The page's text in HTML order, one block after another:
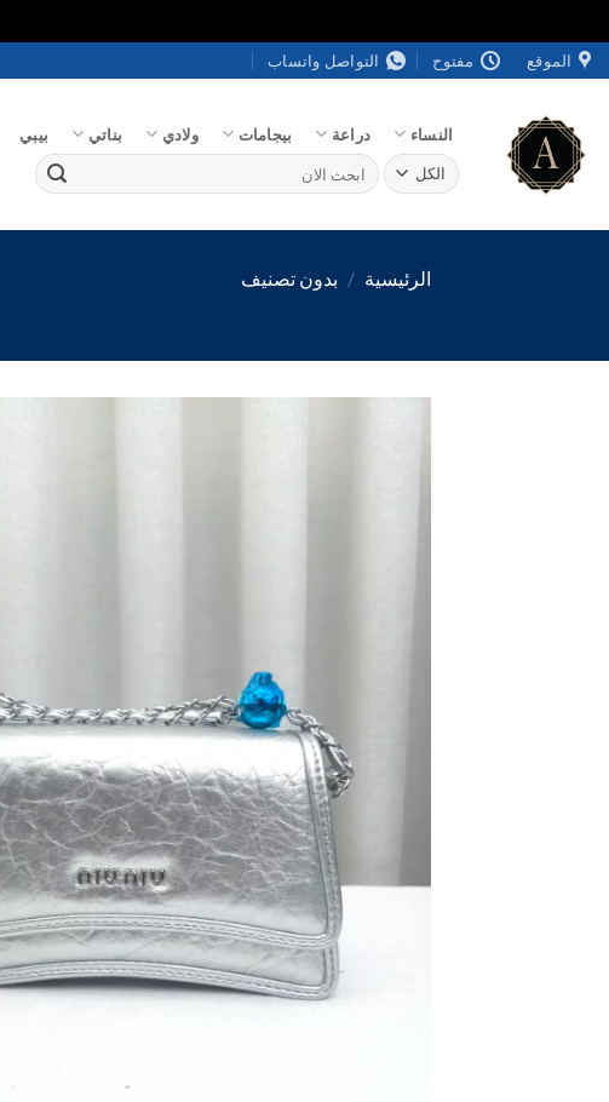
تخطي
للمحتوى
الموقع مفتوح التواصل واتساب
النساء دراعة بيجامات ولادي بناتي بيبي
البحث
عن:
الرئيسية / بدون تصنيف